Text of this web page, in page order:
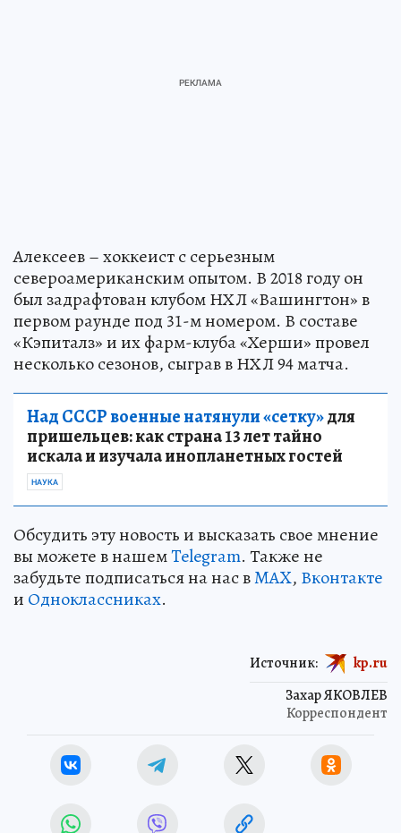
Алексеев – хоккеист с серьезным
североамериканским опытом. В 2018 году он
был задрафтован клубом НХЛ «Вашингтон» в
первом раунде под 31-м номером. В составе
«Кэпиталз» и их фарм-клуба «Херши» провел
несколько сезонов, сыграв в НХЛ 94 матча.
Над СССР военные натянули «сетку»для
пришельцев: как страна 13 лет тайно
искала и изучала инопланетных гостей
НАУКА
Обсудить эту новость и высказать свое мнение
вы можете в нашемTelegram. Также не
забудьте подписаться на нас вMAX, Вконтакте
и Одноклассниках.
Захар ЯКОВЛЕВ
Корреспондент
Источник: kp.ru